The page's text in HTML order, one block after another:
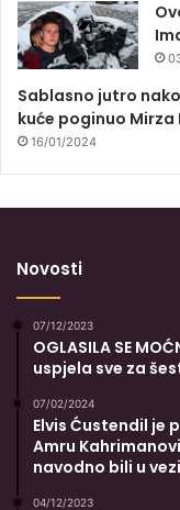
Sablasno jutro
kuće poginuo
16/01/2024
Novosti
07/12/2023
OGLASILA SE
uspjela sve za
07/02/2024
Elvis Ćustendil je
Amru
navodno bili u vezi
04/12/2023